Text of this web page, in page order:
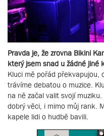
Pravda je, že zrovna Bikini
který jsem snad u žádné jiné
Kluci mě pořád překvapujou,
trávíme debatou o muzice.
na ně začal valit svojí
dobrý věci, i mimo můj rank.
kapele lidi o hudbě bavili.